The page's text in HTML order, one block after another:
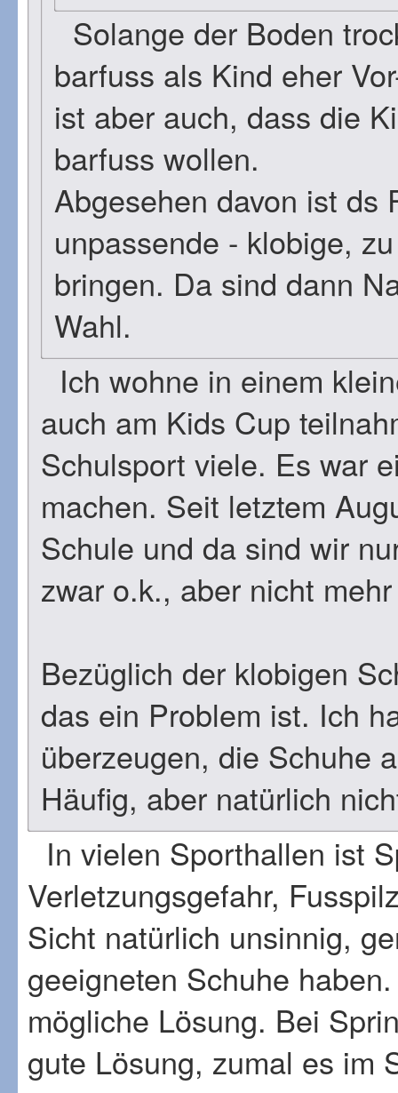
Solange der Boden
barfuss als Kind eher
ist aber auch, dass die
barfuss wollen.
Abgesehen davon ist ds
unpassende - klobige,
bringen. Da sind dann
Wahl.
Ich wohne in einem
auch am Kids Cup
Schulsport viele. Es war
machen. Seit letztem
Schule und da sind wir
zwar o.k., aber nicht
Bezüglich der klobigen
das ein Problem ist. Ich
überzeugen, die Schuhe
Häufig, aber natürlich
In vielen Sporthallen ist
Verletzungsgefahr,
Sicht natürlich unsinnig,
geeigneten Schuhe
mögliche Lösung. Bei
gute Lösung, zumal es im